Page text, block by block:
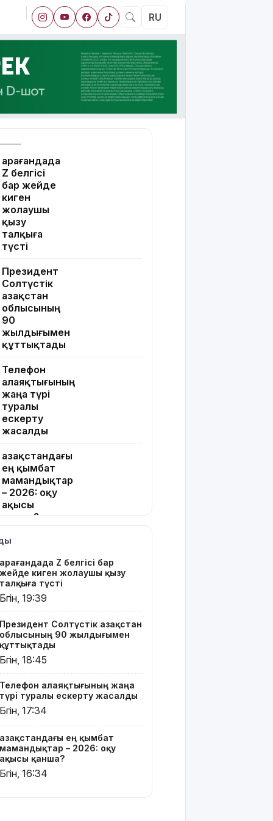
RU
Қарағандада
Z белгісі
бар жейде
киген
жолаушы
қызу
талқыға
түсті
Президент
Солтүстік
Қазақстан
облысының
90
жылдығымен
құттықтады
Телефон
алаяқтығының
жаңа түрі
туралы
ескерту
жасалды
Қазақстандағы
ең қымбат
мамандықтар
– 2026: оқу
ақысы
қанша?
Ұлдана
қатысты іс
сотқа
жолданды
қашқандар:
«Жел
үңгірі»
хитке
Жасанды
интеллектіні
міндеттейтін
болып
жатыр
Қарағандада Z белгісі бар
жейде киген жолаушы қызу
талқыға түсті
Бүгін, 19:39
Президент Солтүстік Қазақстан
облысының 90 жылдығымен
құттықтады
Бүгін, 18:45
Телефон алаяқтығының жаңа
түрі туралы ескерту жасалды
Бүгін, 17:34
Қазақстандағы ең қымбат
мамандықтар – 2026: оқу
ақысы қанша?
Бүгін, 16:34